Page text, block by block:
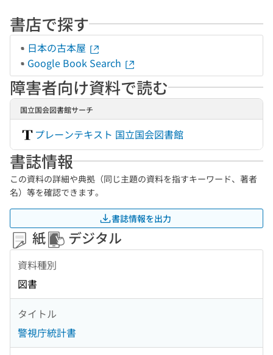
書店で探す
日本の古本屋
Google Book Search
障害者向け資料で読む
国立国会図書館サーチ
プレーンテキスト 国立国会図書館
書誌情報
この資料の詳細や典拠（同じ主題の資料を指すキーワード、著者
名）等を確認できます。
書誌情報を出力
紙 デジタル
資料種別
図書
タイトル
警視庁統計書